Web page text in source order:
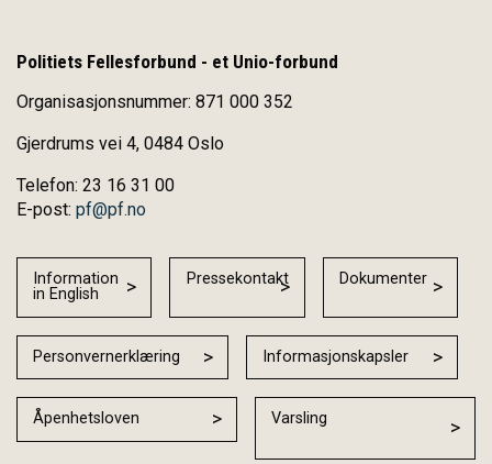
Politiets Fellesforbund - et Unio-forbund
Organisasjonsnummer: 871 000 352
Gjerdrums vei 4, 0484 Oslo
Telefon: 23 16 31 00
E-post: pf@pf.no
Information
in English
Pressekontakt Dokumenter
Personvernerklæring Informasjonskapsler
Åpenhetsloven Varsling